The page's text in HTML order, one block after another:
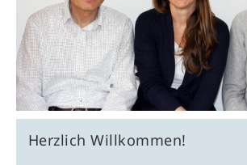
KONTAKT
IMPRESSUM
Herzlich Willkommen!